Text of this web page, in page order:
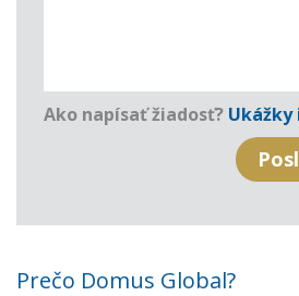
Ako napísať žiadosť?
Prečo Domus Global?